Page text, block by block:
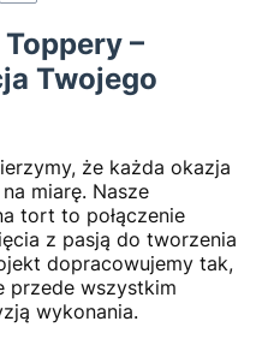
–
Twojego
że każda okazja
miarę. Nasze
tort to połączenie
z pasją do tworzenia
dopracowujemy tak,
przede wszystkim
wykonania.